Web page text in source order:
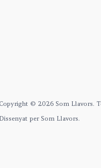
Copyright © 2026 Som Llavors.
Dissenyat per Som Llavors.